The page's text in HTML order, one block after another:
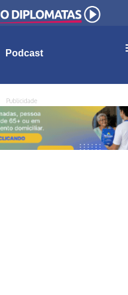
Podcast
Publicidade